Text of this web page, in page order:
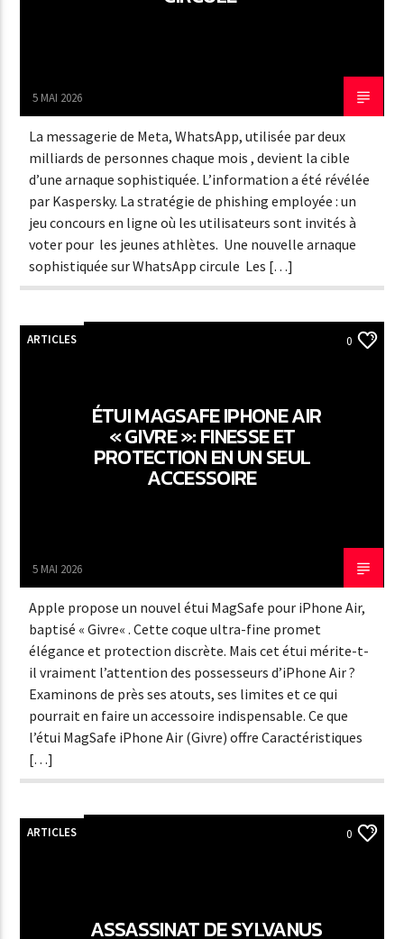
5 MAI 2026
La messagerie de Meta, WhatsApp, utilisée par deux
milliards de personnes chaque mois , devient la cible
d’une arnaque sophistiquée. L’information a été révélée
par Kaspersky. La stratégie de phishing employée : un
jeu concours en ligne où les utilisateurs sont invités à
voter pour les jeunes athlètes. Une nouvelle arnaque
sophistiquée sur WhatsApp circule Les […]
ARTICLES 0
ÉTUI MAGSAFE IPHONE AIR
« GIVRE »: FINESSE ET
PROTECTION EN UN SEUL
ACCESSOIRE
5 MAI 2026
Apple propose un nouvel étui MagSafe pour iPhone Air,
baptisé « Givre« . Cette coque ultra-fine promet
élégance et protection discrète. Mais cet étui mérite-t-
il vraiment l’attention des possesseurs d’iPhone Air ?
Examinons de près ses atouts, ses limites et ce qui
pourrait en faire un accessoire indispensable. Ce que
l’étui MagSafe iPhone Air (Givre) offre Caractéristiques
[…]
ARTICLES 0
ASSASSINAT DE SYLVANUS